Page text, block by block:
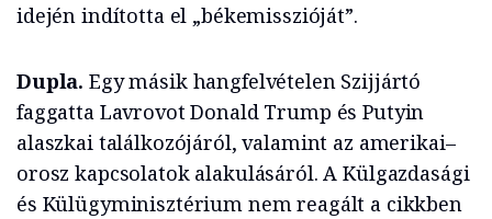
idején indította el „békemisszióját”.
Dupla. Egy másik hangfelvételen Szijjártó
faggatta Lavrovot Donald Trump és Putyin
alaszkai találkozójáról, valamint az amerikai–
orosz kapcsolatok alakulásáról. A Külgazdasági
és Külügyminisztérium nem reagált a cikkben